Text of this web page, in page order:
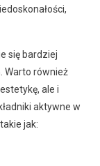
się bardziej
Warto również
ale i
aktywne w
jak: